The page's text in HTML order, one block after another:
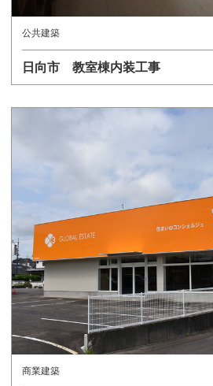
公共建築
日向市 教室棟内装工事
商業建築
詳しく見る